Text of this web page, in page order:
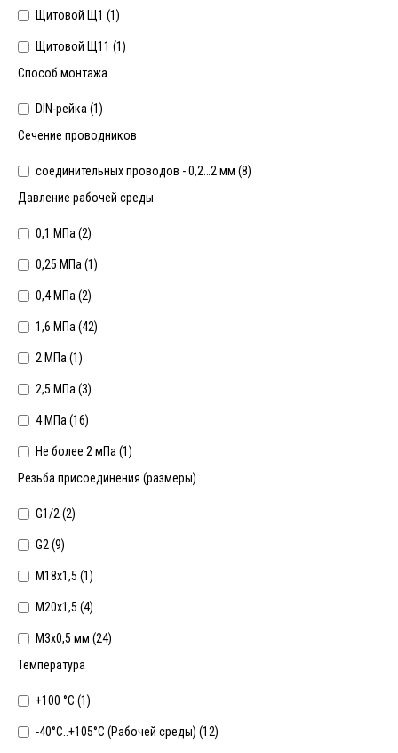
Щитовой Щ1 (1)
Щитовой Щ11 (1)
Способ монтажа
DIN-рейка (1)
Сечение проводников
соединительных проводов - 0,2…2 мм (8)
Давление рабочей среды
0,1 МПа (2)
0,25 МПа (1)
0,4 МПа (2)
1,6 МПа (42)
2 МПа (1)
2,5 МПа (3)
4 МПа (16)
Не более 2 мПа (1)
Резьба присоединения (размеры)
G1/2 (2)
G2 (9)
М18х1,5 (1)
М20х1,5 (4)
М3х0,5 мм (24)
Температура
+100 °C (1)
-40°С..+105°С (Рабочей среды) (12)